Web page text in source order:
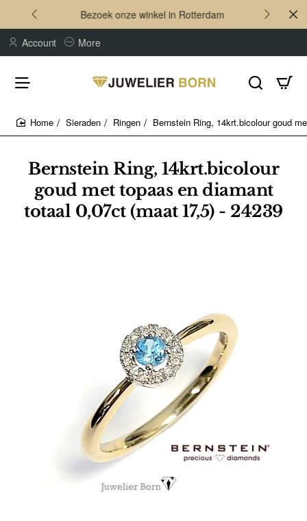
Bezoek onze winkel in Rotterdam
Account More
Bernstein Ring, 14krt.bicolour
goud met topaas en diamant
totaal 0,07ct (maat 17,5) - 24239
Sieraden Ringen Bernstein Ring, 14krt.bicolour goud